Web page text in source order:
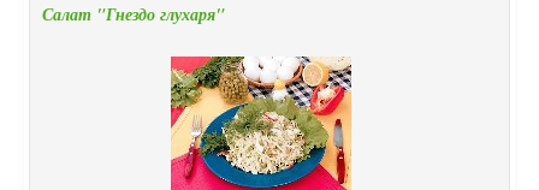
Салат "Гнездо глухаря"